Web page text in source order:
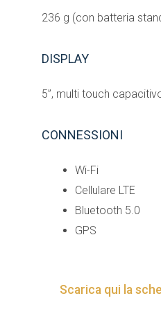
236 g (con batteria
DISPLAY
5”, multi touch
CONNESSIONI
Wi-Fi
Cellulare LTE
Bluetooth 5.0
GPS
Scarica qui la